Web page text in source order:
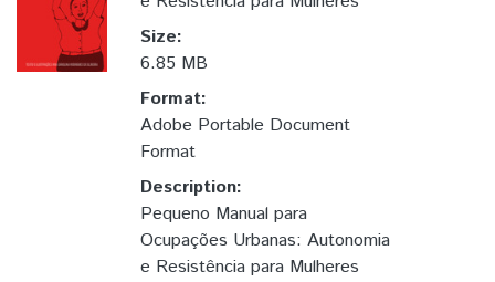
Size:
6.85 MB
Format:
Adobe Portable Document
Format
Description:
Pequeno Manual para
Ocupações Urbanas: Autonomia
e Resistência para Mulheres